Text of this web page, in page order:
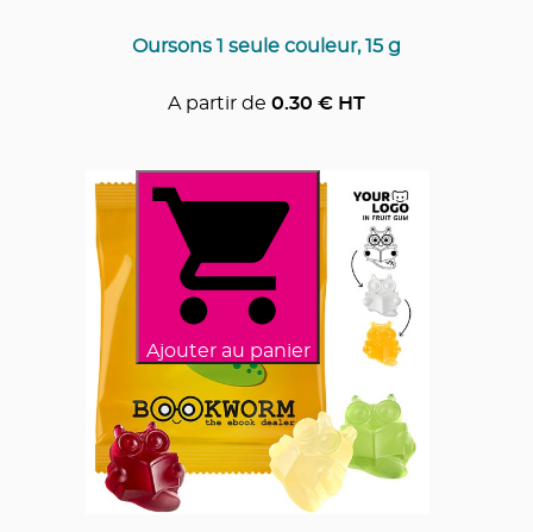
Oursons 1 seule couleur, 15 g
A partir de 0.30 € HT
Ajouter au panier